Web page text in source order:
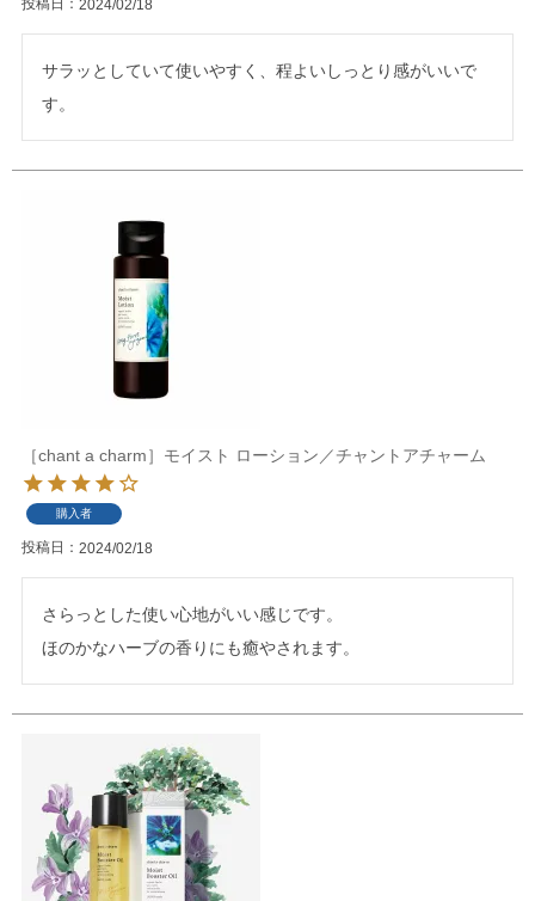
投稿日 2024/02/18
サラッとしていて使いやすく、程よいしっとり感がいいで
す。
［chant a charm］モイスト ローション／チャントアチャーム
購入者
投稿日 2024/02/18
さらっとした使い心地がいい感じです。
ほのかなハーブの香りにも癒やされます。